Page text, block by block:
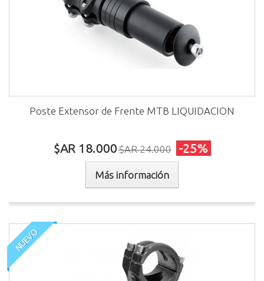
Poste Extensor de Frente MTB LIQUIDACION
$AR 18.000$AR 24.000 -25%
Más información
NUEVO